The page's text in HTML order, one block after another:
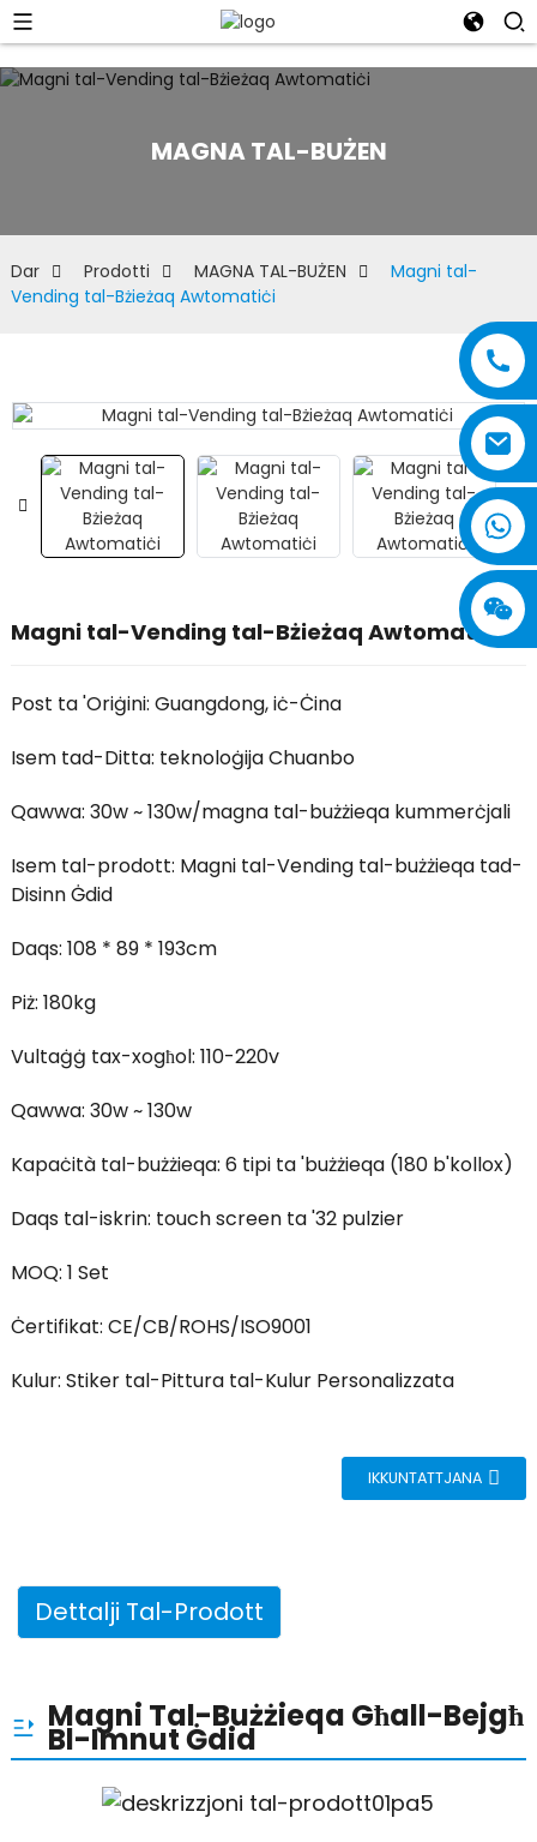
MAGNA TAL-BUŻEN
Dar Prodotti MAGNA TAL-BUŻEN
Magni tal-
Vending tal-Bżieżaq Awtomatiċi
Magni tal-Vending tal-Bżieżaq Awtomatiċi
Post ta 'Oriġini: Guangdong, iċ-Ċina
Isem tad-Ditta: teknoloġija Chuanbo
Qawwa: 30w ~ 130w/magna tal-bużżieqa kummerċjali
Isem tal-prodott: Magni tal-Vending tal-bużżieqa tad-
Disinn Ġdid
Daqs: 108 * 89 * 193cm
Piż: 180kg
Vultaġġ tax-xogħol: 110-220v
Qawwa: 30w ~ 130w
Kapaċità tal-bużżieqa: 6 tipi ta 'bużżieqa (180 b'kollox)
Daqs tal-iskrin: touch screen ta '32 pulzier
MOQ: 1 Set
Ċertifikat: CE/CB/ROHS/ISO9001
Kulur: Stiker tal-Pittura tal-Kulur Personalizzata
IKKUNTATTJANA
Dettalji Tal-Prodott
Magni Tal-Bużżieqa Għall-Bejgħ
Bl-Imnut Ġdid